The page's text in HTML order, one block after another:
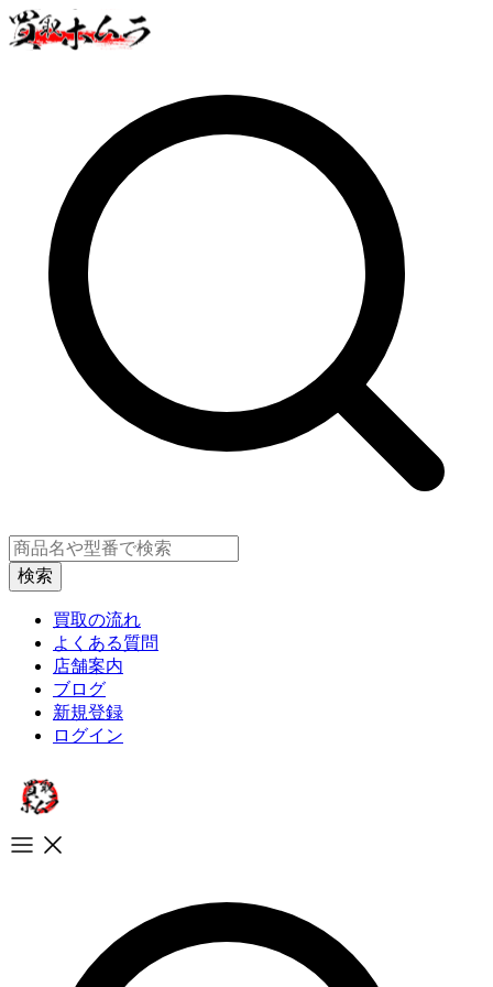
買取の流れ
よくある質問
店舗案内
ブログ
新規登録
ログイン